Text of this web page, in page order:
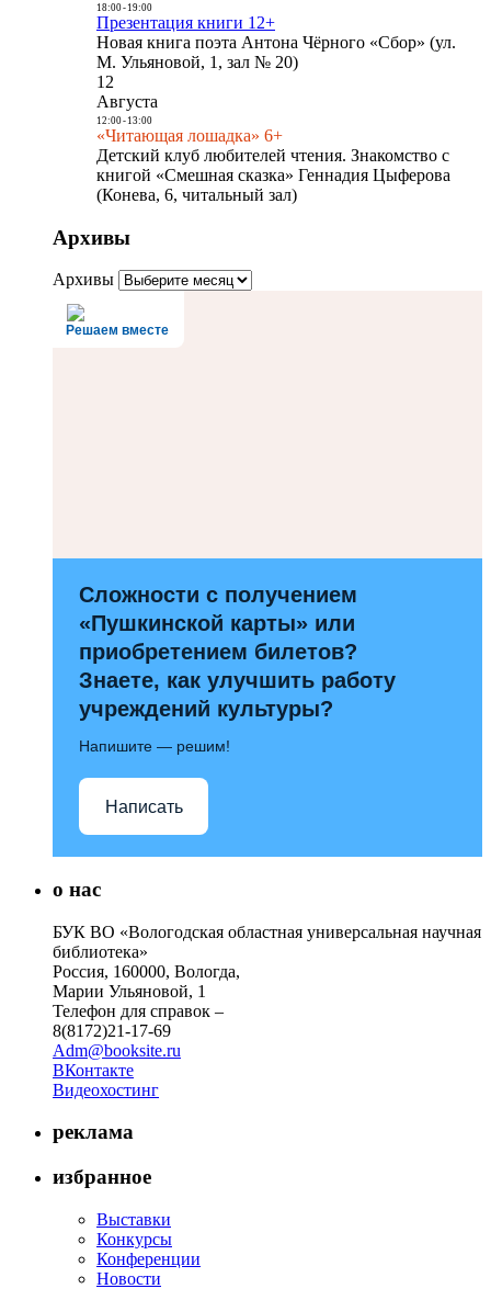
18:00- 19:00
Презентация книги 12+
Новая книга поэта Антона Чёрного «Сбор» (ул.
М. Ульяновой, 1, зал № 20)
12
Августа
12:00- 13:00
«Читающая лошадка» 6+
Детский клуб любителей чтения. Знакомство с
книгой «Смешная сказка» Геннадия Цыферова
(Конева, 6, читальный зал)
Архивы
Архивы
Решаем вместе
Сложности с получением
«Пушкинской карты» или
приобретением билетов?
Знаете, как улучшить работу
учреждений культуры?
Напишите — решим!
Написать
о нас
БУК ВО «Вологодская областная универсальная научная
библиотека»
Россия, 160000, Вологда,
Марии Ульяновой, 1
Телефон для справок –
8(8172)21-17-69
Adm@booksite.ru
ВКонтакте
Видеохостинг
реклама
избранное
Выставки
Конкурсы
Конференции
Новости